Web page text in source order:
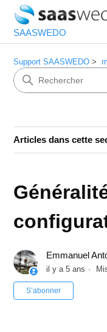
SAASWEDO
Support SAASWEDO
Articles dans cette
Emmanuel
il y a 5 ans
S’abonner